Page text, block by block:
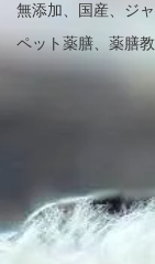
無添加、国産、ジ
ペット薬膳、薬膳